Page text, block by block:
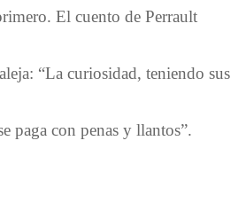
El cuento de Perrault
“La curiosidad, teniendo sus
paga con penas y llantos”.